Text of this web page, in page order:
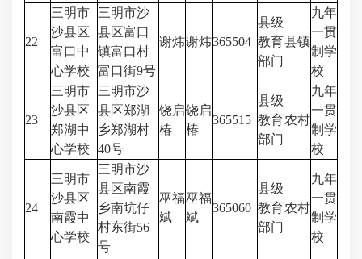
22
三明市
沙县区
富口中
心学校
三明市沙
县区富口
镇富口村
富口街9号
谢炜谢炜365504
县级
教育
部门
县镇
九年
一贯
制学
校
23
三明市
沙县区
郑湖中
心学校
三明市沙
县区郑湖
乡郑湖村
40号
饶启
椿
饶启
椿
365515
县级
教育
部门
农村
九年
一贯
制学
校
24
三明市
沙县区
南霞中
心学校
三明市沙
县区南霞
乡南坑仔
村东街56
号
巫福
斌
巫福
斌
365060
县级
教育
部门
农村
九年
一贯
制学
校